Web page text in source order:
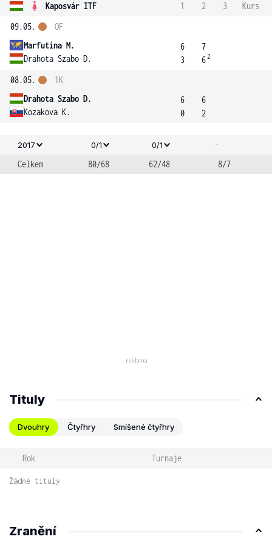
Kaposvár ITF 1 2 3
Kurs
09.05.
Marfutina M.
Drahota Szabo D.
OF
6
3
7
62
08.05.
Drahota Szabo D.
Kozakova K.
1K
6
0
6
2
2017 0/1 0/1
-
Celkem
80/68 62/48 8/7
Tituly
Dvouhry Čtyřhry Smíšené čtyřhry
Rok Turnaje
Žádné tituly
Zranění